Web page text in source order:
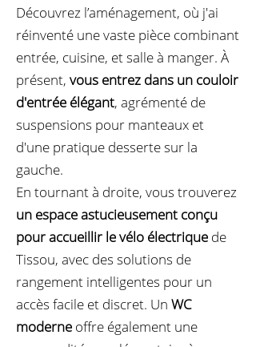
Découvrez l’aménagement, où j'ai
réinventé une vaste pièce combinant
entrée, cuisine, et salle à manger. À
présent, vous entrez dans un couloir
d'entrée élégant, agrémenté de
suspensions pour manteaux et
d'une pratique desserte sur la
gauche.
En tournant à droite, vous trouverez
un espace astucieusement conçu
pour accueillir le vélo électrique de
Tissou, avec des solutions de
rangement intelligentes pour un
accès facile et discret. Un WC
moderne offre également une